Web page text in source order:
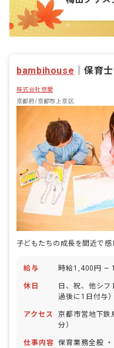
bambihouse ｜保育士
株式会社悠愛
京都府/京都市上京区
給与 時給1,400円 ~
休日
日、祝、他シ
過後に1日付与
アクセス
京都市営地下鉄
分）
仕事内容 保育業務全般